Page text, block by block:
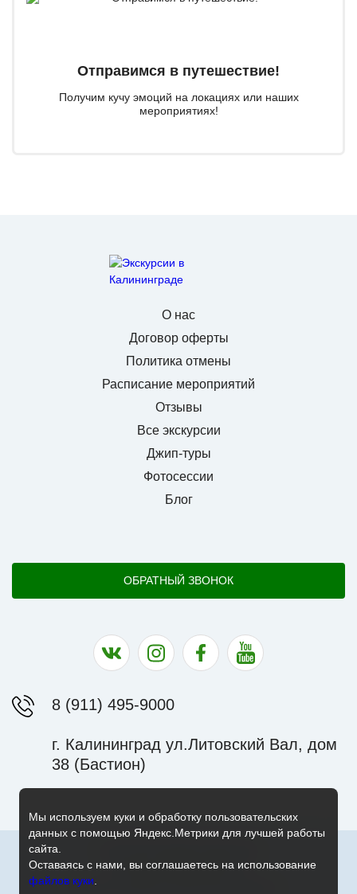
Отправимся в путешествие!
Получим кучу эмоций на локациях или наших
мероприятиях!
О нас
Договор оферты
Политика отмены
Расписание мероприятий
Отзывы
Все экскурсии
Джип-туры
Фотосессии
Блог
ОБРАТНЫЙ ЗВОНОК
Наша группа в ВКНаша страница в Instagram
Наша группа в Facebook
Наш канал на
8 (911) 495-9000
г. Калининград ул.Литовский Вал, дом
38 (Бастион)
Политика конфиденциальности
Согласие на обработку персональных данных
Мы используем куки и обработку пользовательских
данных с помощью Яндекс.Метрики для лучшей работы
сайта.
Оставаясь с нами, вы соглашаетесь на использование
файлов куки